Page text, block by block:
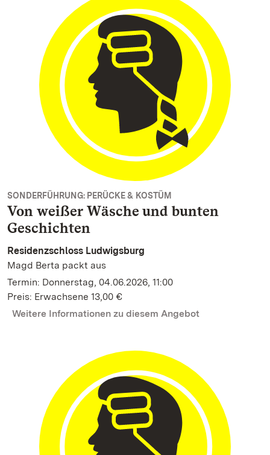
SONDERFÜHRUNG: PERÜCKE & KOSTÜM
Von weißer Wäsche und bunten
Geschichten
Residenzschloss Ludwigsburg
Magd Berta packt aus
Termin: Donnerstag, 04.06.2026, 11:00
Preis: Erwachsene 13,00 €
Weitere Informationen zu diesem Angebot